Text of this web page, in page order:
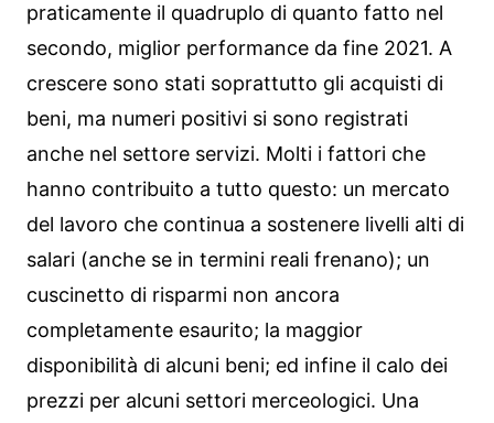
praticamente il quadruplo di quanto fatto nel
secondo, miglior performance da fine 2021. A
crescere sono stati soprattutto gli acquisti di
beni, ma numeri positivi si sono registrati
anche nel settore servizi. Molti i fattori che
hanno contribuito a tutto questo: un mercato
del lavoro che continua a sostenere livelli alti di
salari (anche se in termini reali frenano); un
cuscinetto di risparmi non ancora
completamente esaurito; la maggior
disponibilità di alcuni beni; ed infine il calo dei
prezzi per alcuni settori merceologici. Una